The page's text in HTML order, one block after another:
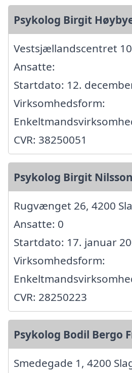
Psykolog Birgit
Vestsjællandscentret
Ansatte:
Startdato: 12.
Virksomhedsform:
CVR: 38250051
Psykolog Birgit Nilsson
Rugvænget 26, 4200
Ansatte: 0
Startdato: 17. januar
Virksomhedsform:
CVR: 28250223
Psykolog Bodil Bergo
Smedegade 1, 4200